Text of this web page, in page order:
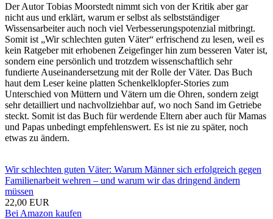
Der Autor Tobias Moorstedt nimmt sich von der Kritik aber gar
nicht aus und erklärt, warum er selbst als selbstständiger
Wissensarbeiter auch noch viel Verbesserungspotenzial mitbringt.
Somit ist „Wir schlechten guten Väter“ erfrischend zu lesen, weil es
kein Ratgeber mit erhobenen Zeigefinger hin zum besseren Vater ist,
sondern eine persönlich und trotzdem wissenschaftlich sehr
fundierte Auseinandersetzung mit der Rolle der Väter. Das Buch
haut dem Leser keine platten Schenkelklopfer-Stories zum
Unterschied von Müttern und Vätern um die Ohren, sondern zeigt
sehr detailliert und nachvollziehbar auf, wo noch Sand im Getriebe
steckt. Somit ist das Buch für werdende Eltern aber auch für Mamas
und Papas unbedingt empfehlenswert. Es ist nie zu später, noch
etwas zu ändern.
Wir schlechten guten Väter: Warum Männer sich erfolgreich gegen
Familienarbeit wehren – und warum wir das dringend ändern
müssen
22,00 EUR
Bei Amazon kaufen